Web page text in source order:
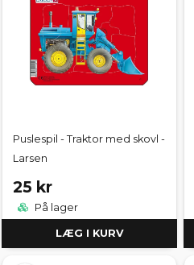
Puslespil - Traktor med skovl -
Larsen
25 kr
På lager
LÆG I KURV